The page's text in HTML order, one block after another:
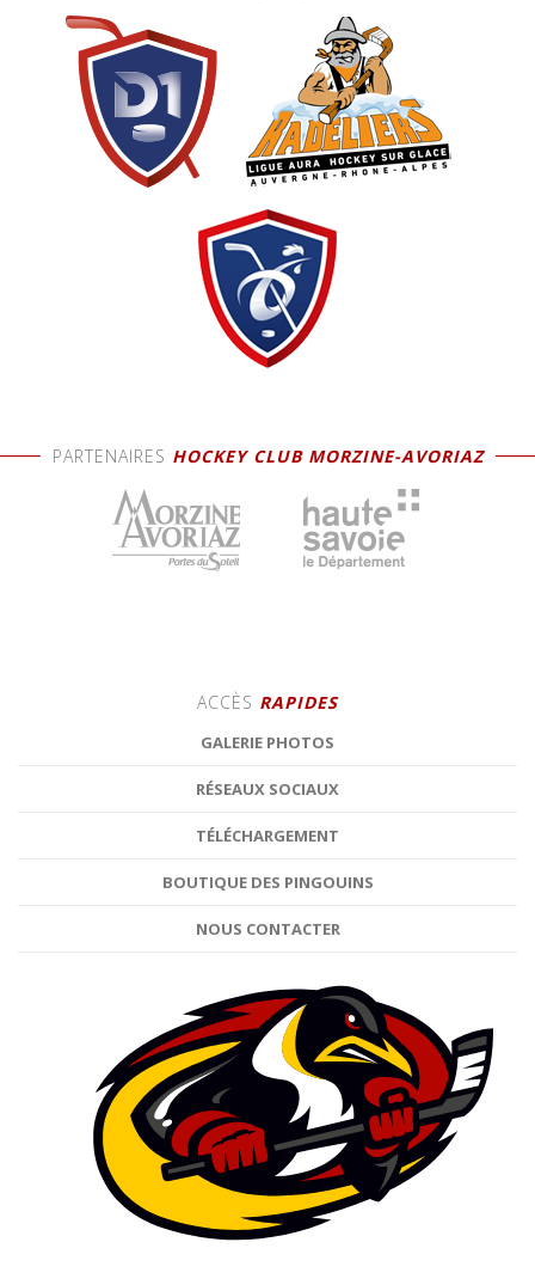
PARTENAIRES HOCKEY CLUB MORZINE-AVORIAZ
ACCÈS RAPIDES
GALERIE PHOTOS
RÉSEAUX SOCIAUX
TÉLÉCHARGEMENT
BOUTIQUE DES PINGOUINS
NOUS CONTACTER